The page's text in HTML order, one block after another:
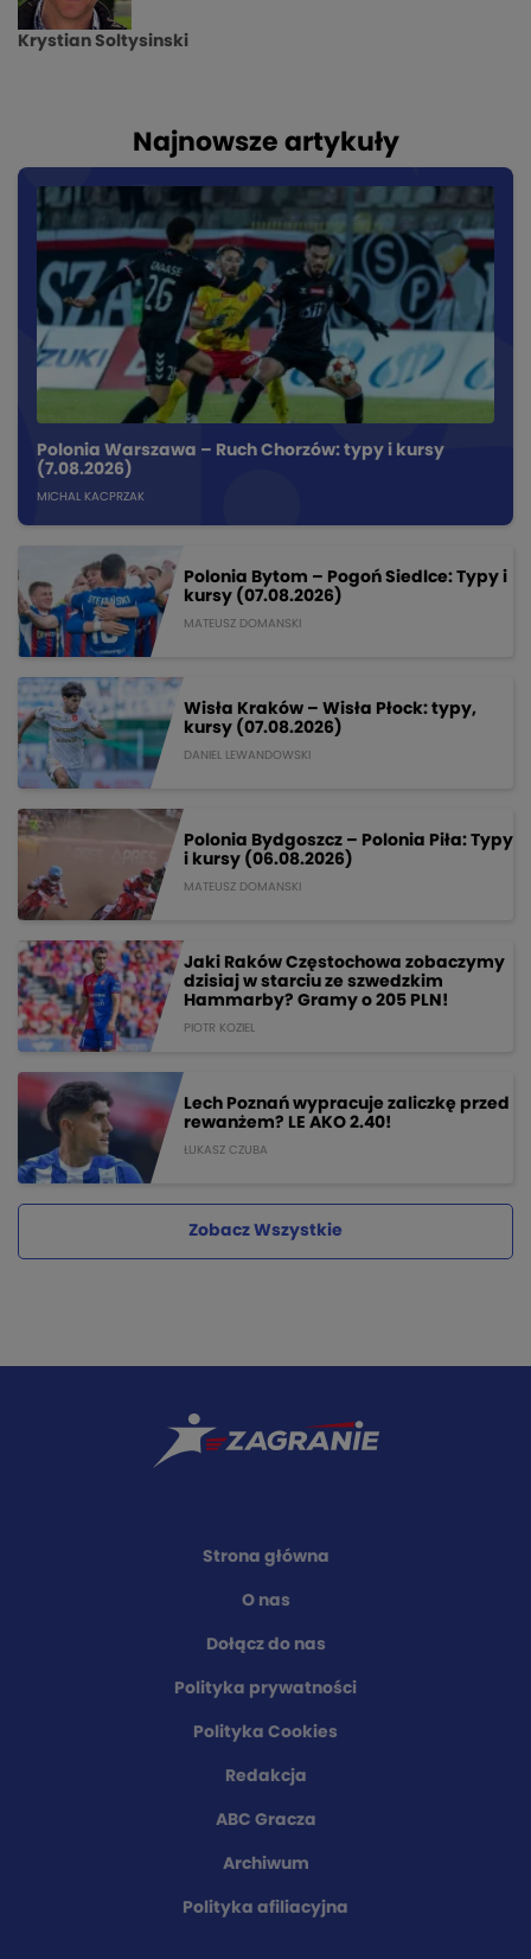
Krystian Soltysinski
Najnowsze artykuły
Polonia Warszawa – Ruch Chorzów: typy i kursy
(7.08.2026)
MICHAL KACPRZAK
Polonia Bytom – Pogoń Siedlce: Typy i
kursy (07.08.2026)
MATEUSZ DOMANSKI
Wisła Kraków – Wisła Płock: typy,
kursy (07.08.2026)
DANIEL LEWANDOWSKI
Polonia Bydgoszcz – Polonia Piła: Typy
i kursy (06.08.2026)
MATEUSZ DOMANSKI
Jaki Raków Częstochowa zobaczymy
dzisiaj w starciu ze szwedzkim
Hammarby? Gramy o 205 PLN!
PIOTR KOZIEL
Lech Poznań wypracuje zaliczkę przed
rewanżem? LE AKO 2.40!
ŁUKASZ CZUBA
Zobacz Wszystkie
Strona główna
O nas
Dołącz do nas
Polityka prywatności
Polityka Cookies
Redakcja
ABC Gracza
Archiwum
Polityka afiliacyjna